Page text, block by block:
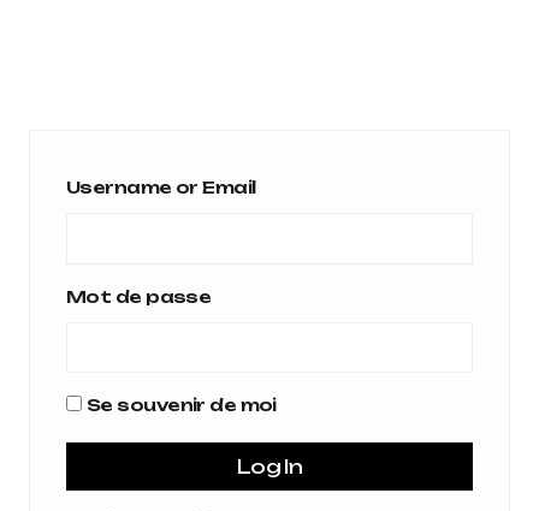
Username or Email
Mot de passe
Se souvenir de moi